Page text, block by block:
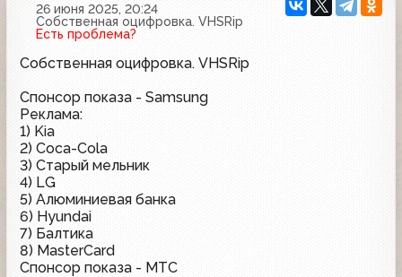
26 июня 2025, 20:24
Собственная оцифровка. VHSRip
Есть проблема?
Собственная оцифровка. VHSRip
Спонсор показа - Samsung
Реклама:
1) Kia
2) Coca-Cola
3) Старый мельник
4) LG
5) Алюминиевая банка
6) Hyundai
7) Балтика
8) MasterCard
Спонсор показа - МТС